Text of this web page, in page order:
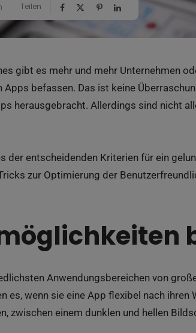
Teilen
gibt es mehr und mehr Unternehmen
befassen. Das ist keine
herausgebracht. Allerdings sind nicht
der entscheidenden Kriterien für ein
zur Optimierung der
Anwendungsbereichen von
es, wenn sie eine App flexibel nach ihren
zwischen einem dunklen und hellen